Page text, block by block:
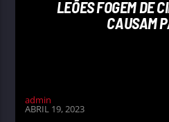
LEÕES FOGEM DE
CAUSAM
admin
ABRIL 19, 2023